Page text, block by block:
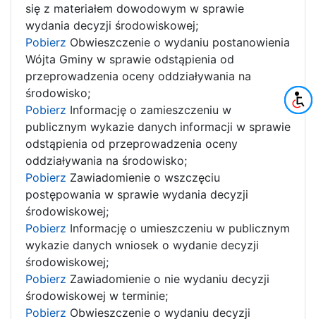
się z materiałem dowodowym w sprawie
wydania decyzji środowiskowej;
Pobierz Obwieszczenie o wydaniu postanowienia
Wójta Gminy w sprawie odstąpienia od
przeprowadzenia oceny oddziaływania na
środowisko;
Pobierz Informację o zamieszczeniu w
publicznym wykazie danych informacji w sprawie
odstąpienia od przeprowadzenia oceny
oddziaływania na środowisko;
Pobierz Zawiadomienie o wszczęciu
postępowania w sprawie wydania decyzji
środowiskowej;
Pobierz Informację o umieszczeniu w publicznym
wykazie danych wniosek o wydanie decyzji
środowiskowej;
Pobierz Zawiadomienie o nie wydaniu decyzji
środowiskowej w terminie;
Pobierz Obwieszczenie o wydaniu decyzji